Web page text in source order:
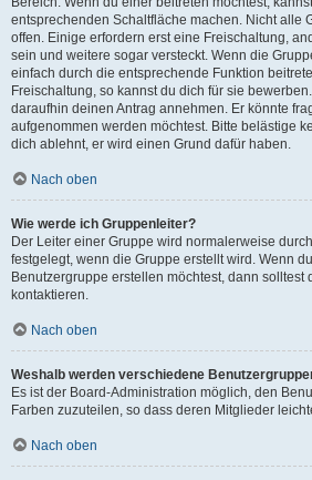
entsprechenden Schaltfläche machen. Nicht alle
offen. Einige erfordern erst eine Freischaltung,
sein und weitere sogar versteckt. Wenn die
einfach durch die entsprechende Funktion
Freischaltung, so kannst du dich für sie
daraufhin deinen Antrag annehmen. Er könnte
aufgenommen werden möchtest. Bitte belästige
dich ablehnt, er wird einen Grund dafür haben.
Nach oben
Wie werde ich Gruppenleiter?
Der Leiter einer Gruppe wird normalerweise
festgelegt, wenn die Gruppe erstellt wird. Wenn
Benutzergruppe erstellen möchtest, dann solltest
kontaktieren.
Nach oben
Weshalb werden verschiedene
Es ist der Board-Administration möglich, den
Farben zuzuteilen, so dass deren Mitglieder
Nach oben